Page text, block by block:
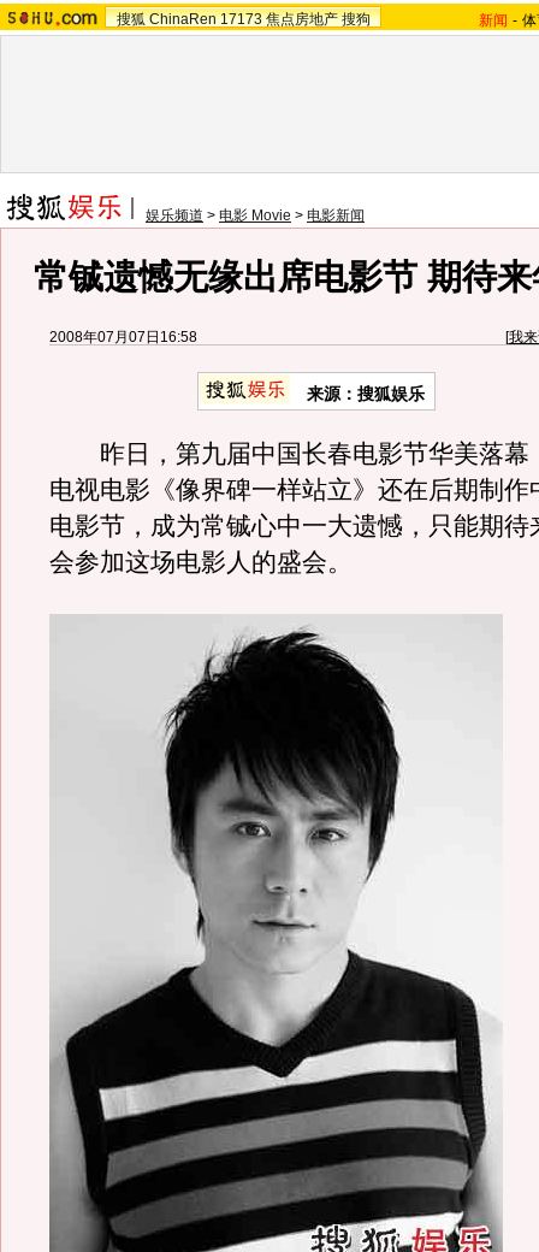
搜狐 ChinaRen 17173 焦点房地产 搜狗 新闻 -
娱乐频道 > 电影 Movie > 电影新闻
常铖遗憾无缘出席电影节 期待
2008年07月07日16:58 [我
来源：搜狐娱乐
昨日，第九届中国长春电影节华美落幕
电视电影《像界碑一样站立》还在后期制作
电影节，成为常铖心中一大遗憾，只能期待
会参加这场电影人的盛会。